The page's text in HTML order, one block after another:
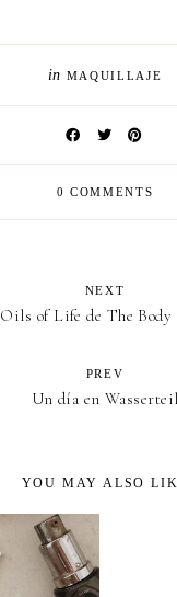
in MAQUILLAJE
0 COMMENTS
NEXT
Oils of Life de The Body
PREV
Un día en Wasserteil
YOU MAY ALSO